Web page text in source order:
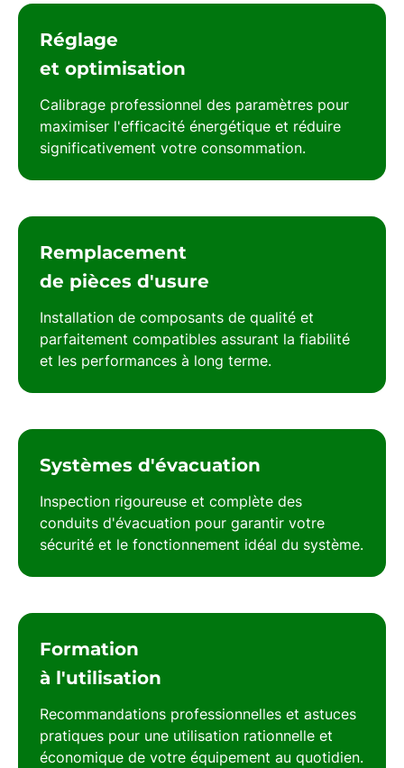
Réglage
et optimisation
Calibrage professionnel des paramètres pour
maximiser l'efficacité énergétique et réduire
significativement votre consommation.
Remplacement
de pièces d'usure
Installation de composants de qualité et
parfaitement compatibles assurant la fiabilité
et les performances à long terme.
Systèmes d'évacuation
Inspection rigoureuse et complète des
conduits d'évacuation pour garantir votre
sécurité et le fonctionnement idéal du système.
Formation
à l'utilisation
Recommandations professionnelles et astuces
pratiques pour une utilisation rationnelle et
économique de votre équipement au quotidien.